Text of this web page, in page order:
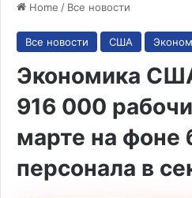
Home / Все новости
Все новости США
Экономика
916 000
марте на фоне
персонала в